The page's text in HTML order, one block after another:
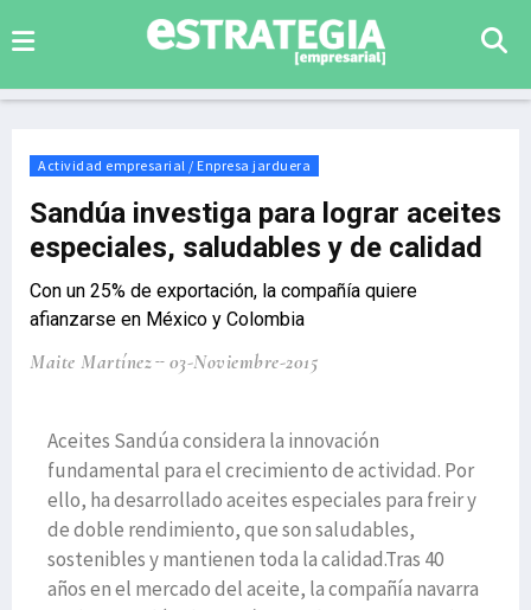
Actividad empresarial / Enpresa jarduera
Sandúa investiga para lograr aceites
especiales, saludables y de calidad
Con un 25% de exportación, la compañía quiere
afianzarse en México y Colombia
Maite Martínez 03-Noviembre-2015
Aceites Sandúa considera la innovación
fundamental para el crecimiento de actividad. Por
ello, ha desarrollado aceites especiales para freir y
de doble rendimiento, que son saludables,
sostenibles y mantienen toda la calidad.Tras 40
años en el mercado del aceite, la compañía navarra